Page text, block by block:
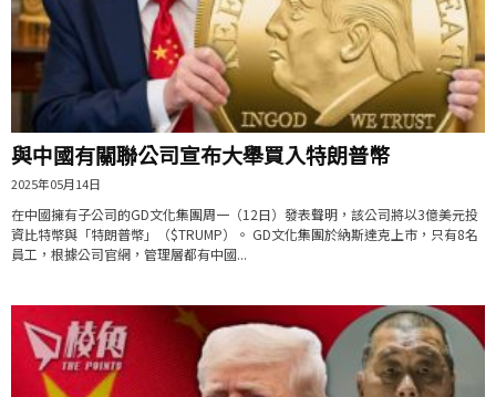
與中國有關聯公司宣布大舉買入特朗普幣
2025年05月14日
在中國擁有子公司的GD文化集團周一（12日）發表聲明，該公司將以3億美元投
資比特幣與「特朗普幣」（$TRUMP）。 GD文化集團於納斯達克上市，只有8名
員工，根據公司官網，管理層都有中國...